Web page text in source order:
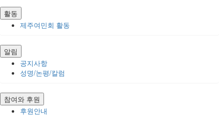
활동
제주여민회 활동
알림
공지사항
성명/논평/칼럼
참여와 후원
후원안내